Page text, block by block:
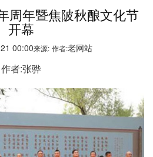
周年暨焦陂秋酿文化节
开幕
00:00来源: 作者:老网站
作者:张骅